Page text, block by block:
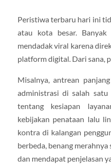
Peristiwa terbaru hari ini
atau kota besar.
mendadak viral karena
platform digital. Dari sana,
Misalnya, antrean
administrasi di salah
tentang kesiapan
kebijakan penataan lalu
kontra di kalangan
berbeda, benang
dan mendapat penjelasan